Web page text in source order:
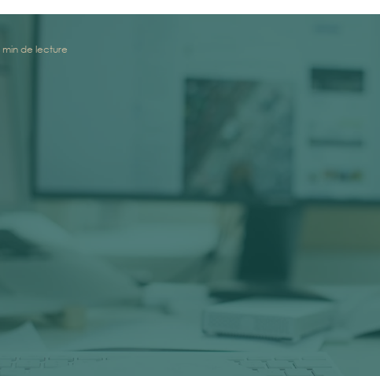
min de lecture